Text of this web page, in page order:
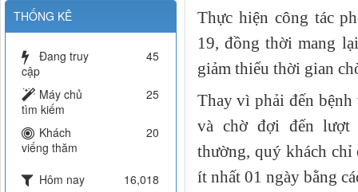
Thực hiện công tác
19, đồng thời mang
giảm thiểu thời gian
Thay vì phải đến
và chờ đợi đến lượt
thường, quý khách chỉ
ít nhất 01 ngày bằng
THỐNG KÊ
Đang truy
cập
45
Máy chủ
tìm kiếm
25
Khách
viếng thăm
20
Hôm nay
16,018